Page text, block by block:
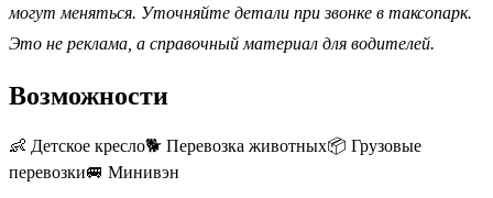
могут меняться. Уточняйте детали при звонке в таксопарк.
Это не реклама, а справочный материал для водителей.
Возможности
👶 Детское кресло🐕 Перевозка животных📦 Грузовые
перевозки🚐 Минивэн